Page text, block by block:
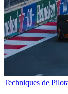
Techniques de